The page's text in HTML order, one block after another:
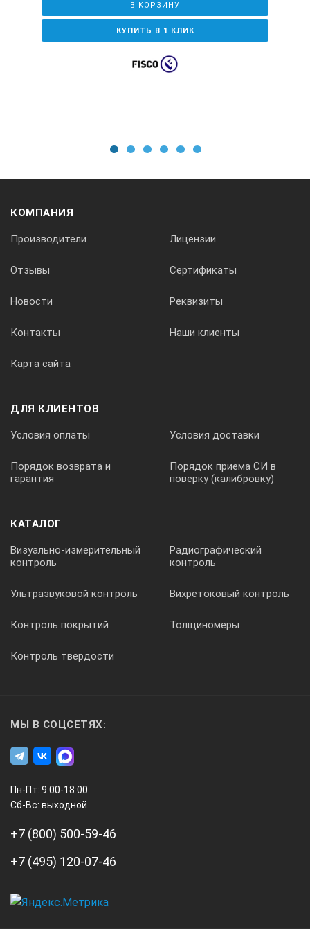
В КОРЗИНУ
КУПИТЬ В 1 КЛИК
КОМПАНИЯ
Производители Лицензии
Отзывы Сертификаты
Новости Реквизиты
Контакты Наши клиенты
Карта сайта
ДЛЯ КЛИЕНТОВ
Условия оплаты Условия доставки
Порядок возврата и
гарантия
Порядок приема СИ в
поверку (калибровку)
КАТАЛОГ
Визуально-измерительный
контроль
Радиографический
контроль
Ультразвуковой контроль Вихретоковый контроль
Контроль покрытий Толщиномеры
Контроль твердости
МЫ В СОЦСЕТЯХ:
Пн-Пт: 9:00-18:00
Сб-Вс: выходной
+7 (800) 500-59-46
+7 (495) 120-07-46